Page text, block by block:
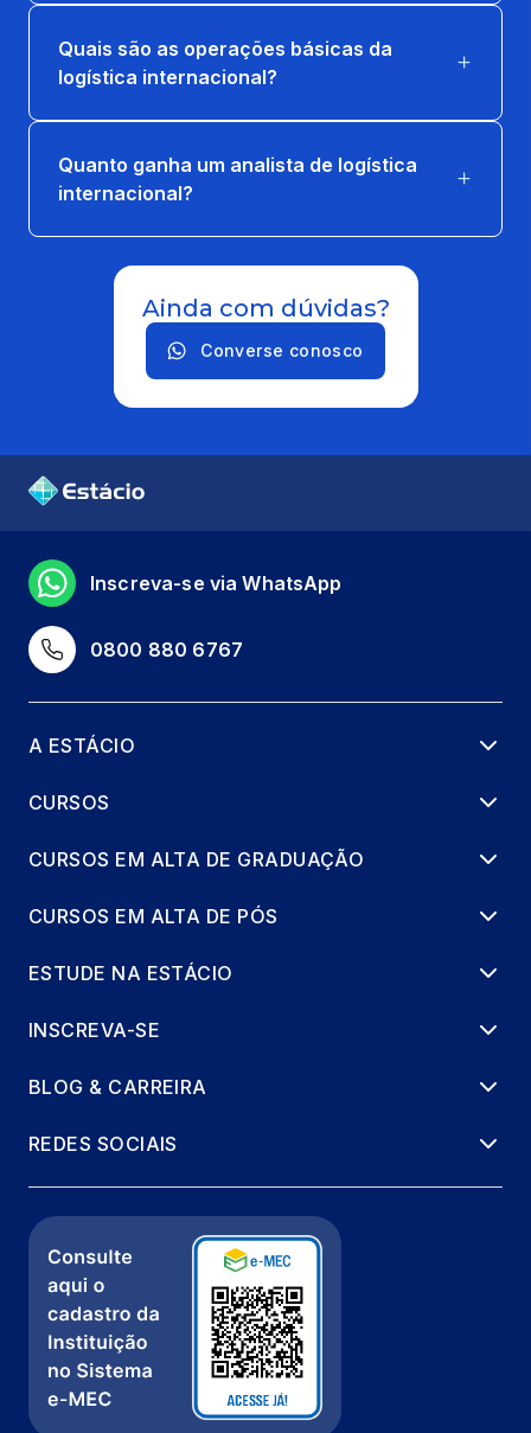
Quais são as operações básicas da
logística internacional?
Quanto ganha um analista de logística
internacional?
Ainda com dúvidas?
Converse conosco
0800 880 6767
Inscreva-se via WhatsApp
A ESTÁCIO
CURSOS
CURSOS EM ALTA DE GRADUAÇÃO
CURSOS EM ALTA DE PÓS
ESTUDE NA ESTÁCIO
INSCREVA-SE
BLOG & CARREIRA
REDES SOCIAIS